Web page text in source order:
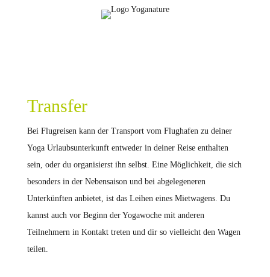
Transfer
Bei Flugreisen kann der Transport vom Flughafen zu deiner
Yoga Urlaubsunterkunft entweder in deiner Reise enthalten
sein, oder du organisierst ihn selbst. Eine Möglichkeit, die sich
besonders in der Nebensaison und bei abgelegeneren
Unterkünften anbietet, ist das Leihen eines Mietwagens. Du
kannst auch vor Beginn der Yogawoche mit anderen
Teilnehmern in Kontakt treten und dir so vielleicht den Wagen
teilen.